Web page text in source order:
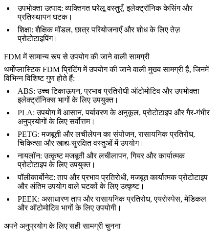
उपभोक्ता उत्पाद: व्यक्तिगत घरेलू वस्तुएँ, इलेक्ट्रॉनिक केसिंग और
प्रतिस्थापन घटक।
शिक्षा: शैक्षिक मॉडल, छात्र परियोजनाएँ और शोध के लिए तेज़
प्रोटोटाइपिंग।
FDM में सामान्य रूप से उपयोग की जाने वाली सामग्री
थर्मोप्लास्टिक FDM प्रिंटिंग में उपयोग की जाने वाली मुख्य सामग्री हैं, जिनमें
विभिन्न विशिष्ट गुण होते हैं:
ABS: उच्च टिकाऊपन, प्रभाव प्रतिरोधी ऑटोमोटिव और उपभोक्ता
इलेक्ट्रॉनिक्स भागों के लिए उपयुक्त।
PLA: उपयोग में आसान, पर्यावरण के अनुकूल, प्रोटोटाइप और गैर-गंभीर
अनुप्रयोगों के लिए सर्वोत्तम।
PETG: मजबूती और लचीलेपन का संयोजन, रासायनिक प्रतिरोध,
चिकित्सा और खाद्य-सुरक्षित वस्तुओं में उपयोग।
नायलॉन: उत्कृष्ट मजबूती और लचीलापन, गियर और कार्यात्मक
प्रोटोटाइप के लिए उपयुक्त।
पॉलीकार्बोनेट: ताप और प्रभाव प्रतिरोधी, मजबूत कार्यात्मक प्रोटोटाइप
और अंतिम उपयोग वाले घटकों के लिए उत्कृष्ट।
PEEK: असाधारण ताप और रासायनिक प्रतिरोध, एयरोस्पेस, मेडिकल
और ऑटोमोटिव भागों के लिए उपयोगी।
अपने अनुप्रयोग के लिए सही सामग्री चुनना